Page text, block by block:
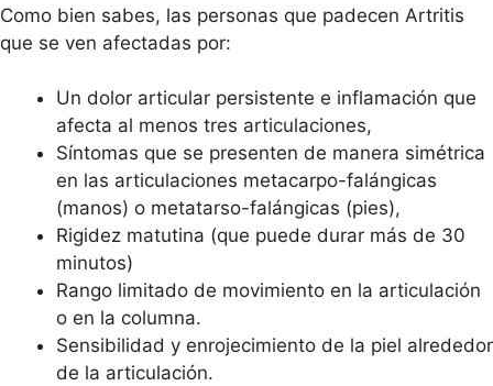
Como bien sabes, las personas que padecen Artritis
que se ven afectadas por:
Un dolor articular persistente e inflamación que
afecta al menos tres articulaciones,
Síntomas que se presenten de manera simétrica
en las articulaciones metacarpo-falángicas
(manos) o metatarso-falángicas (pies),
Rigidez matutina (que puede durar más de 30
minutos)
Rango limitado de movimiento en la articulación
o en la columna.
Sensibilidad y enrojecimiento de la piel alrededor
de la articulación.